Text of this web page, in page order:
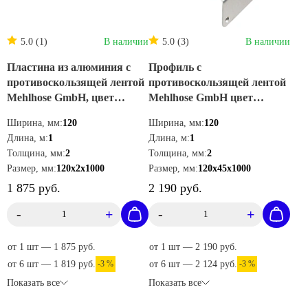
5.0 (1) В наличии
Пластина из алюминия с
противоскользящей лентой
Mehlhose GmbH, цвет
APM1WF2
Ширина, мм:120
Длина, м:1
Толщина, мм:2
Размер, мм:120х2х1000
1 875 руб.
- +
от 1 шт — 1 875 руб.
от 6 шт — 1 819 руб. -3 %
Показать все
5.0 (3) В наличии
Профиль с
противоскользящей лентой
Mehlhose GmbH цвет
AKM1SF2
Ширина, мм:120
Длина, м:1
Толщина, мм:2
Размер, мм:120х45х1000
2 190 руб.
- +
от 1 шт — 2 190 руб.
от 6 шт — 2 124 руб. -3 %
Показать все